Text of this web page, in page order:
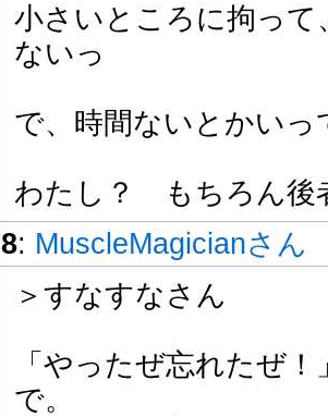
小さいところに拘って
ないっ
で、時間ないとかいっ
わたし？ もちろん後
8: MuscleMagicianさん
＞すなすなさん
「やったぜ忘れたぜ
で。